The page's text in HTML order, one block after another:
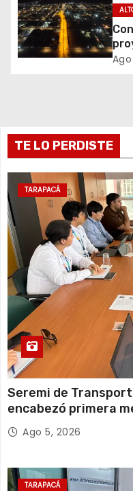
e
n
a
d
a
TE LO PERDISTE
TARAPACÁ
Seremi de
encabezó primera
retiro de cables en
Ago 5, 2026
TARAPACÁ